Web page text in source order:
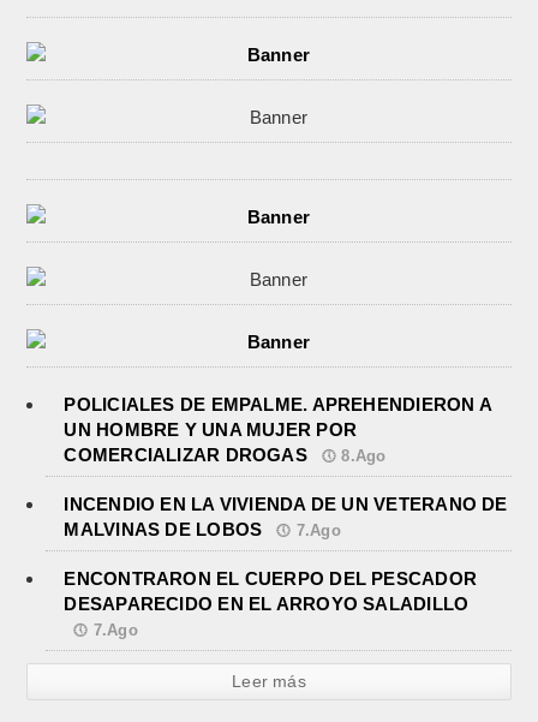
POLICIALES DE EMPALME. APREHENDIERON A
UN HOMBRE Y UNA MUJER POR
COMERCIALIZAR DROGAS
8.Ago
INCENDIO EN LA VIVIENDA DE UN VETERANO DE
MALVINAS DE LOBOS
7.Ago
ENCONTRARON EL CUERPO DEL PESCADOR
DESAPARECIDO EN EL ARROYO SALADILLO
7.Ago
Leer más